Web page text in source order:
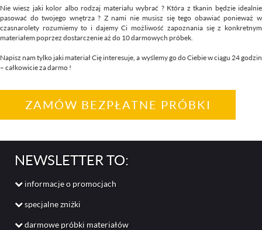
Nie wiesz jaki kolor albo rodzaj materiału wybrać ? Która z tkanin będzie idealnie
pasować do twojego wnętrza ? Z nami nie musisz się tego obawiać ponieważ w
czasnarolety rozumiemy to i dajemy Ci możliwość zapoznania się z konkretnym
materiałem poprzez dostarczenie aż do 10 darmowych próbek.
Napisz nam tylko jaki materiał Cię interesuje, a wyślemy go do Ciebie w ciągu 24 godzin
– całkowicie za darmo !
ZAMÓW BEZPŁATNE PRÓBKI
NEWSLETTER TO:
informacje o promocjach
specjalne zniżki
darmowe próbki materiałów